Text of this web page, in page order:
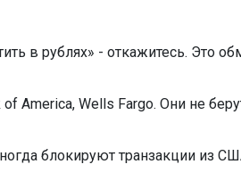
в рублях» - откажитесь. Это
of America, Wells Fargo. Они не
блокируют транзакции из